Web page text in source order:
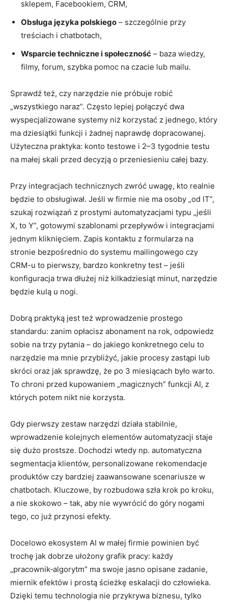
sklepem, Facebookiem, CRM,
Obsługa języka polskiego – szczególnie przy
treściach i chatbotach,
Wsparcie techniczne i społeczność – baza wiedzy,
filmy, forum, szybka pomoc na czacie lub mailu.
Sprawdź też, czy narzędzie nie próbuje robić
„wszystkiego naraz”. Często lepiej połączyć dwa
wyspecjalizowane systemy niż korzystać z jednego, który
ma dziesiątki funkcji i żadnej naprawdę dopracowanej.
Użyteczna praktyka: konto testowe i 2–3 tygodnie testu
na małej skali przed decyzją o przeniesieniu całej bazy.
Przy integracjach technicznych zwróć uwagę, kto realnie
będzie to obsługiwał. Jeśli w firmie nie ma osoby „od IT”,
szukaj rozwiązań z prostymi automatyzacjami typu „jeśli
X, to Y”, gotowymi szablonami przepływów i integracjami
jednym kliknięciem. Zapis kontaktu z formularza na
stronie bezpośrednio do systemu mailingowego czy
CRM-u to pierwszy, bardzo konkretny test – jeśli
konfiguracja trwa dłużej niż kilkadziesiąt minut, narzędzie
będzie kulą u nogi.
Dobrą praktyką jest też wprowadzenie prostego
standardu: zanim opłacisz abonament na rok, odpowiedz
sobie na trzy pytania – do jakiego konkretnego celu to
narzędzie ma mnie przybliżyć, jakie procesy zastąpi lub
skróci oraz jak sprawdzę, że po 3 miesiącach było warto.
To chroni przed kupowaniem „magicznych” funkcji AI, z
których potem nikt nie korzysta.
Gdy pierwszy zestaw narzędzi działa stabilnie,
wprowadzenie kolejnych elementów automatyzacji staje
się dużo prostsze. Dochodzi wtedy np. automatyczna
segmentacja klientów, personalizowane rekomendacje
produktów czy bardziej zaawansowane scenariusze w
chatbotach. Kluczowe, by rozbudowa szła krok po kroku,
a nie skokowo – tak, aby nie wywrócić do góry nogami
tego, co już przynosi efekty.
Docelowo ekosystem AI w małej firmie powinien być
trochę jak dobrze ułożony grafik pracy: każdy
„pracownik‑algorytm” ma swoje jasno opisane zadanie,
miernik efektów i prostą ścieżkę eskalacji do człowieka.
Dzięki temu technologia nie przykrywa biznesu, tylko